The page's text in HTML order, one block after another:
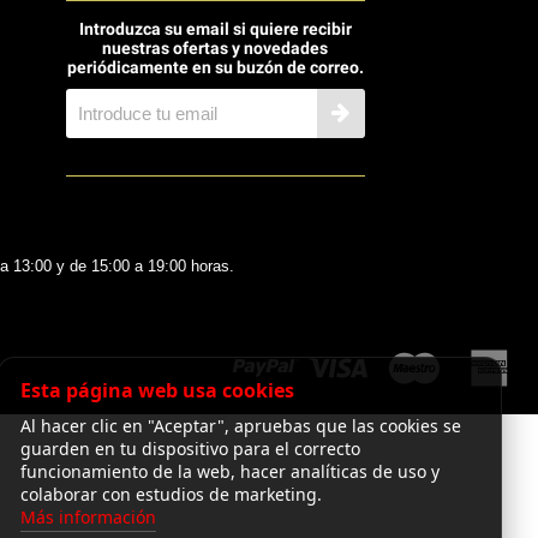
como una herramienta esencial para
DJs exigentes.
Introduzca su email si quiere recibir
nuestras ofertas y novedades
periódicamente en su buzón de correo.
13:00 y de 15:00 a 19:00 horas.
Esta página web usa cookies
Al hacer clic en "Aceptar", apruebas que las cookies se
guarden en tu dispositivo para el correcto
funcionamiento de la web, hacer analíticas de uso y
colaborar con estudios de marketing.
Más información